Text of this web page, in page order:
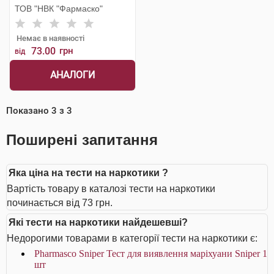
ТОВ "НВК "Фармаско"
Немає в наявності
від 73.00 грн
АНАЛОГИ
Показано 3 з 3
Поширені запитання
Яка ціна на тести на наркотики ?
Вартість товару в каталозі тести на наркотики
починається від 73 грн.
Які тести на наркотики найдешевші?
Недорогими товарами в категорії тести на наркотики є:
Pharmasco Sniper Тест для виявлення маріхуани Sniper 1
шт